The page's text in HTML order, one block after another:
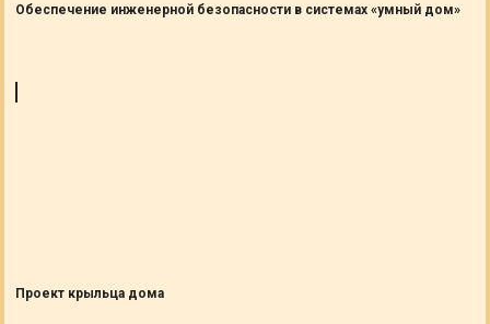
Обеспечение инженерной безопасности в системах «умный дом»
Проект крыльца дома